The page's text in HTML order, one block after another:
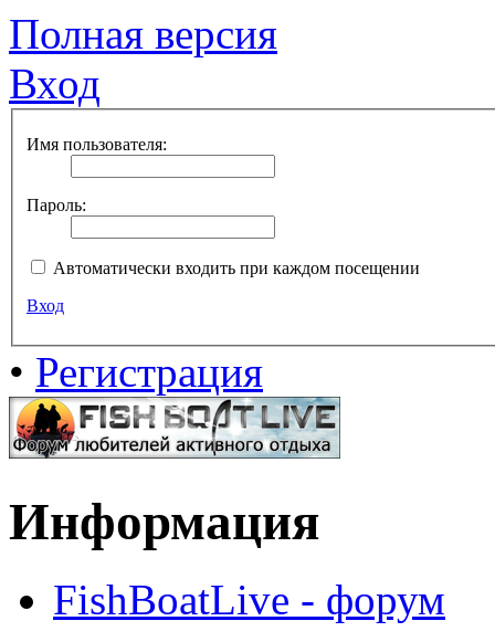
Полная версия
Вход
Имя пользователя:
Пароль:
Автоматически входить при каждом посещении
Вход
• Регистрация
Информация
FishBoatLive - форум